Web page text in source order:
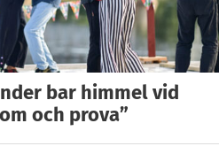
bar himmel vid
och prova”